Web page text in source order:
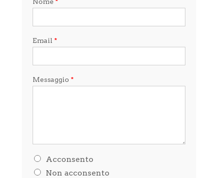
Email *
Messaggio *
H
l
Acconsento
Non acconsento